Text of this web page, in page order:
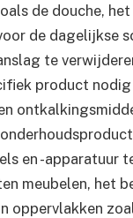
de douche,
de dagelijkse
te
product nodig
en -apparatuur
meubelen, het
oppervlakken